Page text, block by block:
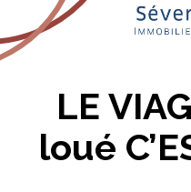
LE
loué